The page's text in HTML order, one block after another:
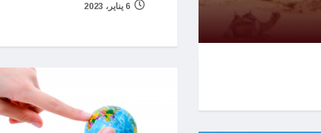
6 يناير، 2023